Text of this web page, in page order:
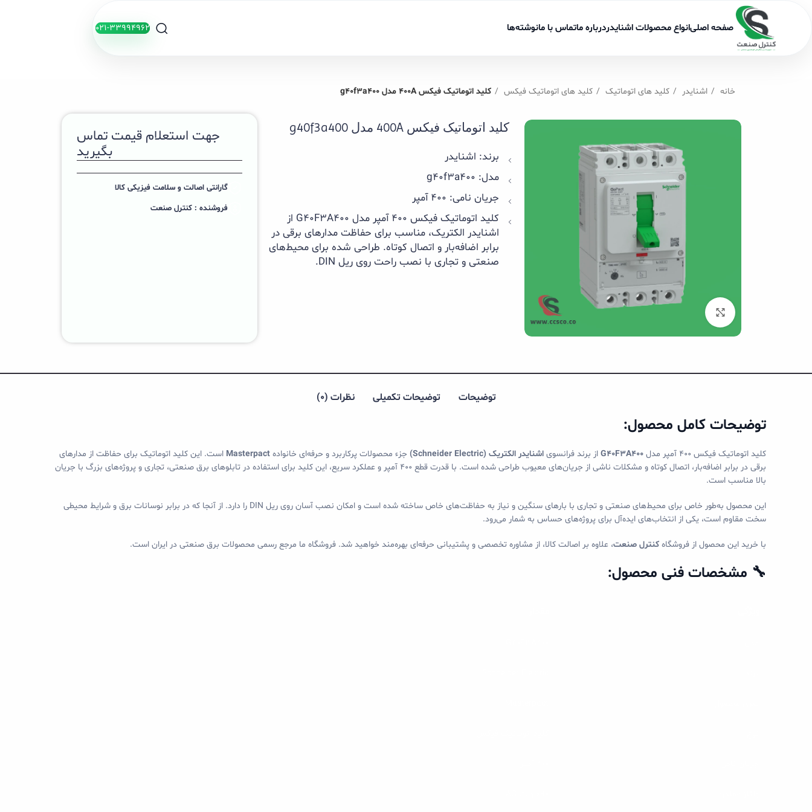
صفحه اصلیانواع محصولات اشنایدردرباره ماتماس با مانوشته‌ها 021-33994962
خانه اشنایدر کلید های اتوماتیک کلید های اتوماتیک فیکس کلید اتوماتیک فیکس 400A مدل g40f3a400
کلید اتوماتیک فیکس 400A مدل g40f3a400
برند: اشنایدر
مدل: g40f3a400
جریان نامی: 400 آمپر
کلید اتوماتیک فیکس 400 آمپر مدل G40F3A400 از
اشنایدر الکتریک، مناسب برای حفاظت مدارهای برقی در
برابر اضافه‌بار و اتصال کوتاه. طراحی شده برای محیط‌های
صنعتی و تجاری با نصب راحت روی ریل DIN.
جهت استعلام قیمت تماس
بگیرید
گارانتی اصالت و سلامت فیزیکی کالا
فروشنده : کنترل صنعت
توضیحات توضیحات تکمیلی نظرات (0)
توضیحات کامل محصول:
کلید اتوماتیک فیکس 400 آمپر مدل G40F3A400 از برند فرانسوی اشنایدر الکتریک (Schneider Electric) جزء محصولات پرکاربرد و حرفه‌ای خانواده Masterpact است. این کلید اتوماتیک برای حفاظت از مدارهای
برقی در برابر اضافه‌بار، اتصال کوتاه و مشکلات ناشی از جریان‌های معیوب طراحی شده است. با قدرت قطع 400 آمپر و عملکرد سریع، این کلید برای استفاده در تابلوهای برق صنعتی، تجاری و پروژه‌های بزرگ با جریان
بالا مناسب است.
این محصول به‌طور خاص برای محیط‌های صنعتی و تجاری با بارهای سنگین و نیاز به حفاظت‌های خاص ساخته شده است و امکان نصب آسان روی ریل DIN را دارد. از آنجا که در برابر نوسانات برق و شرایط محیطی
سخت مقاوم است، یکی از انتخاب‌های ایده‌آل برای پروژه‌های حساس به شمار می‌رود.
با خرید این محصول از فروشگاه کنترل صنعت، علاوه بر اصالت کالا، از مشاوره تخصصی و پشتیبانی حرفه‌ای بهره‌مند خواهید شد. فروشگاه ما مرجع رسمی محصولات برق صنعتی در ایران است.
🔧 مشخصات فنی محصول: